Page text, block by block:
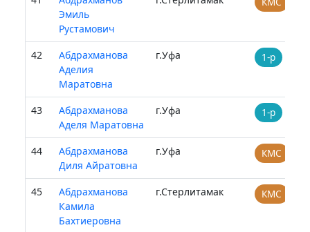
Эмиль
Рустамович
42
Абдрахманова
Аделия
Маратовна
г.Уфа 1-р
43
Абдрахманова
Аделя Маратовна
г.Уфа 1-р
44
Абдрахманова
Диля Айратовна
г.Уфа КМС
45
Абдрахманова
Камила
Бахтиеровна
г.Стерлитамак КМС